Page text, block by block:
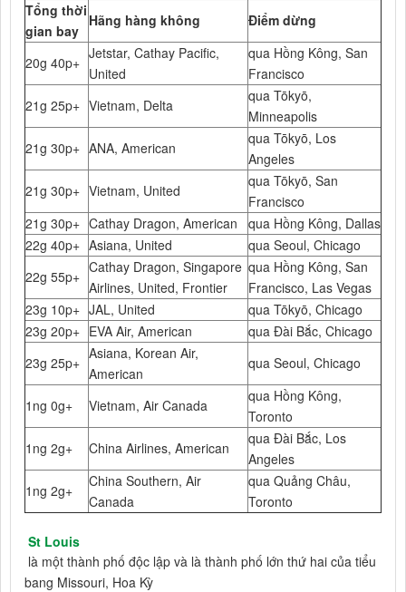
Tổng thời
gian bay
Hãng hàng không Điểm dừng
20g 40p+
Jetstar, Cathay Pacific,
United
qua Hồng Kông, San
Francisco
21g 25p+ Vietnam, Delta
qua Tōkyō,
Minneapolis
21g 30p+ ANA, American
qua Tōkyō, Los
Angeles
21g 30p+ Vietnam, United
qua Tōkyō, San
Francisco
21g 30p+ Cathay Dragon, American
qua Hồng Kông, Dallas
22g 40p+ Asiana, United
qua Seoul, Chicago
22g 55p+
Cathay Dragon, Singapore
Airlines, United, Frontier
qua Hồng Kông, San
Francisco, Las Vegas
23g 10p+ JAL, United
qua Tōkyō, Chicago
23g 20p+ EVA Air, American
qua Đài Bắc, Chicago
23g 25p+
Asiana, Korean Air,
American
qua Seoul, Chicago
1ng 0g+ Vietnam, Air Canada
qua Hồng Kông,
Toronto
1ng 2g+
China Airlines, American
qua Đài Bắc, Los
Angeles
1ng 2g+
China Southern, Air
Canada
qua Quảng Châu,
Toronto
St Louis
là một thành phố độc lập và là thành phố lớn thứ hai của tiểu
bang Missouri, Hoa Kỳ